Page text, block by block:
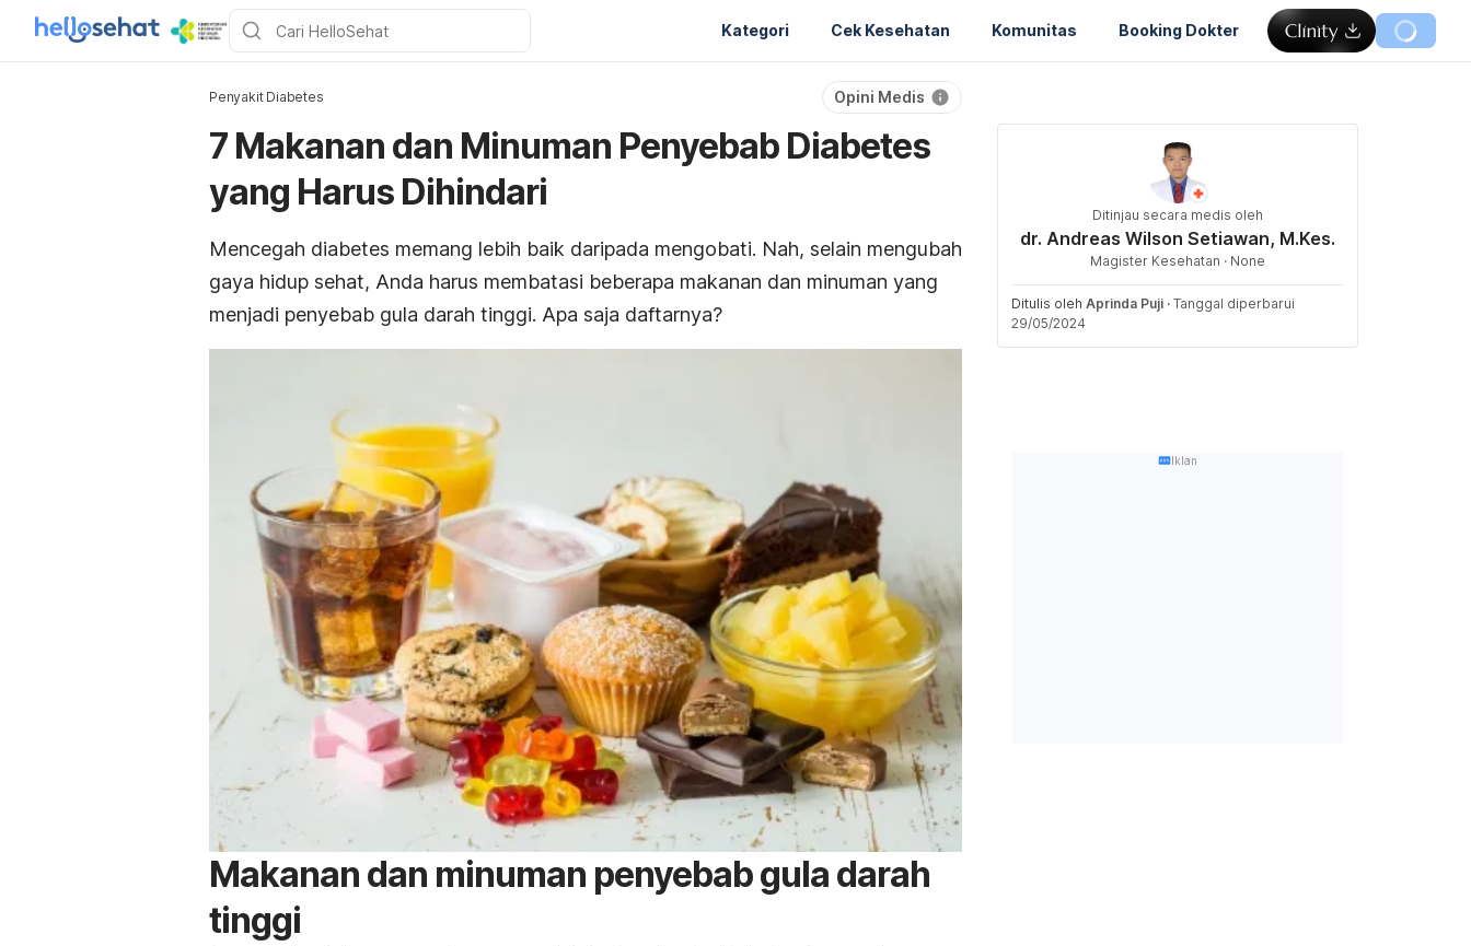
Kategori Cek Kesehatan Komunitas Booking Dokter
Penyakit Diabetes Opini Medis
7 Makanan dan Minuman Penyebab Diabetes
yang Harus Dihindari
Mencegah diabetes memang lebih baik daripada mengobati. Nah, selain mengubah
gaya hidup sehat, Anda harus membatasi beberapa makanan dan minuman yang
menjadi penyebab gula darah tinggi. Apa saja daftarnya?
Makanan dan minuman penyebab gula darah
tinggi
Ditinjau secara medis oleh
dr. Andreas Wilson Setiawan, M.Kes.
Magister Kesehatan · None
Ditulis oleh Aprinda Puji · Tanggal diperbarui
29/05/2024
Iklan